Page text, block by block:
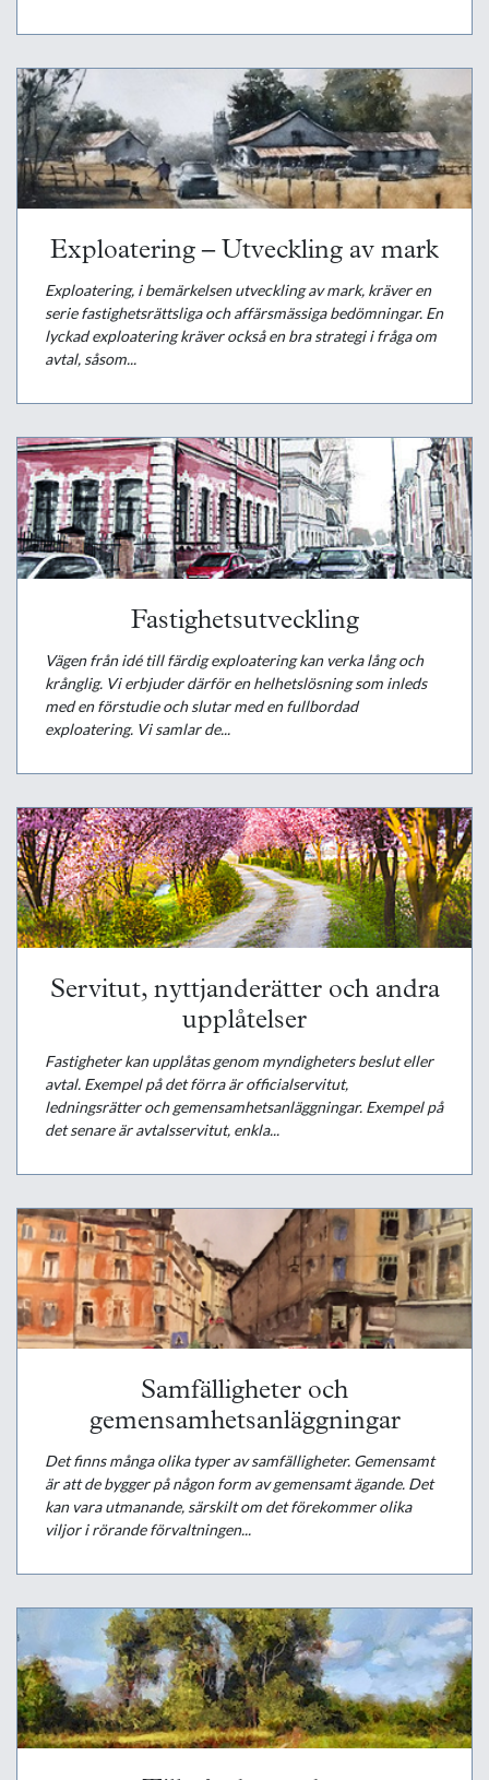
Exploatering – Utveckling av mark
Exploatering, i bemärkelsen utveckling av mark, kräver en
serie fastighetsrättsliga och affärsmässiga bedömningar. En
lyckad exploatering kräver också en bra strategi i fråga om
avtal, såsom...
Fastighetsutveckling
Vägen från idé till färdig exploatering kan verka lång och
krånglig. Vi erbjuder därför en helhetslösning som inleds
med en förstudie och slutar med en fullbordad
exploatering. Vi samlar de...
Servitut, nyttjanderätter och andra
upplåtelser
Fastigheter kan upplåtas genom myndigheters beslut eller
avtal. Exempel på det förra är officialservitut,
ledningsrätter och gemensamhetsanläggningar. Exempel på
det senare är avtalsservitut, enkla...
Samfälligheter och
gemensamhetsanläggningar
Det finns många olika typer av samfälligheter. Gemensamt
är att de bygger på någon form av gemensamt ägande. Det
kan vara utmanande, särskilt om det förekommer olika
viljor i rörande förvaltningen...